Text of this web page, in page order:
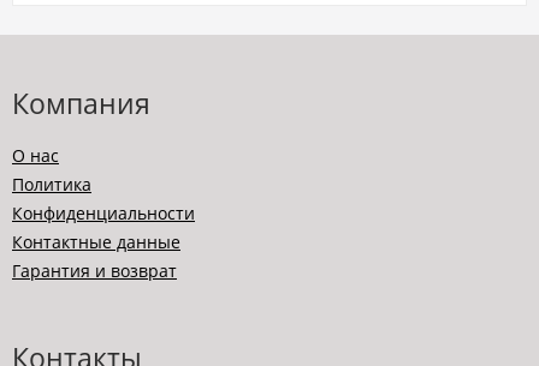
соответствующих сертификатов качества.
Матрасы для детей
предназначены для взрослых, однако все же имеются
некоторые особенности:
например, прыжкам;
гипоаллергенные материалы
Компания
О нас
Политика
Конфиденциальности
Контактные данные
Гарантия и возврат
Контакты